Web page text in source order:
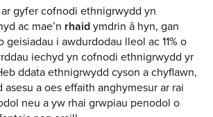
ar gyfer cofnodi ethnigrwydd yn
ac mae’n rhaid ymdrin â hyn, gan
geisiadau i awdurdodau lleol ac 11% o
iechyd yn cofnodi ethnigrwydd yr
ddata ethnigrwydd cyson a chyflawn,
asesu a oes effaith anghymesur ar rai
neu a yw rhai grwpiau penodol o